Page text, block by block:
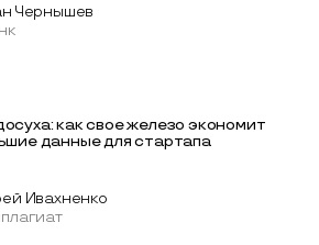
Чернышев
как свое железо экономит
данные для стартапа
Ивахненко